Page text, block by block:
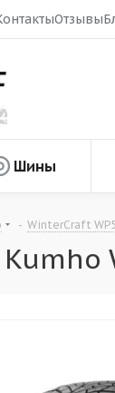
Отзывы
Шины
- WinterCraft